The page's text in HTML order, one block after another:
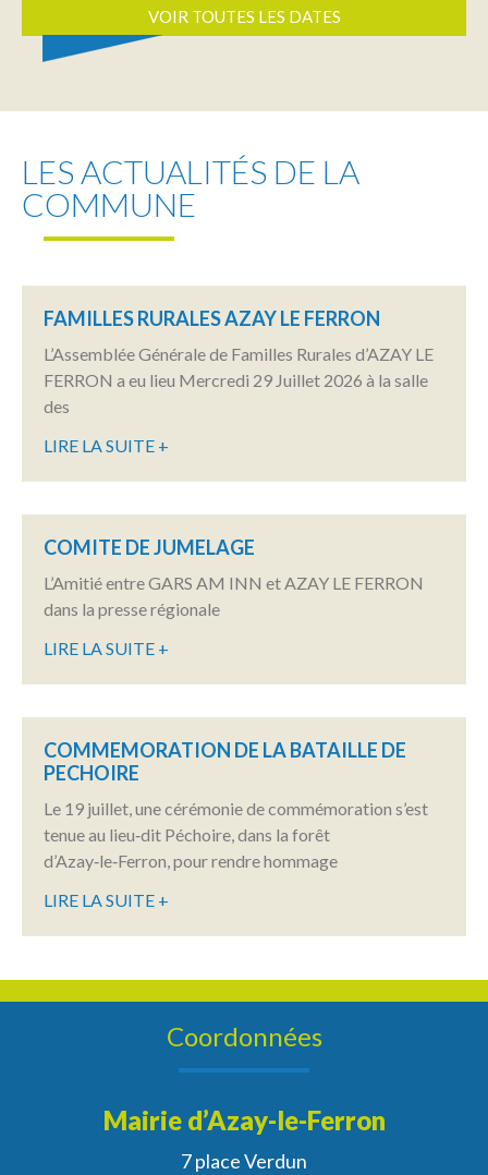
VOIR TOUTES LES DATES
LES ACTUALITÉS DE LA
COMMUNE
FAMILLES RURALES AZAY LE FERRON
L’Assemblée Générale de Familles Rurales d’AZAY LE
FERRON a eu lieu Mercredi 29 Juillet 2026 à la salle
des
LIRE LA SUITE +
COMITE DE JUMELAGE
L’Amitié entre GARS AM INN et AZAY LE FERRON
dans la presse régionale
LIRE LA SUITE +
COMMEMORATION DE LA BATAILLE DE
PECHOIRE
Le 19 juillet, une cérémonie de commémoration s’est
tenue au lieu‑dit Péchoire, dans la forêt
d’Azay‑le‑Ferron, pour rendre hommage
LIRE LA SUITE +
Coordonnées
Mairie d’Azay-le-Ferron
7 place Verdun